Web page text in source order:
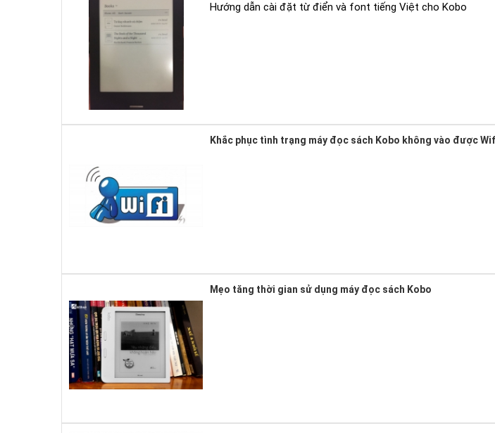
Hướng dẫn cài đặt từ điển và font tiếng Việt cho Kobo
Khắc phục tình trạng máy đọc sách Kobo không vào được
Mẹo tăng thời gian sử dụng máy đọc sách Kobo